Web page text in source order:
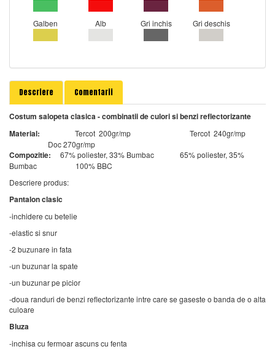
Galben Alb Gri inchis Gri deschis
Descriere Comentarii
Costum salopeta clasica - combinatii de culori si benzi reflectorizante
Material:
Tercot 200gr/mp Tercot 240gr/mp
Doc 270gr/mp
Compozitie:
67% poliester, 33% Bumbac 65% poliester, 35%
Bumbac 100% BBC
Descriere produs:
Pantalon clasic
-inchidere cu betelie
-elastic si snur
-2 buzunare in fata
-un buzunar la spate
-un buzunar pe picior
-doua randuri de benzi reflectorizante intre care se gaseste o banda de o alta
culoare
Bluza
-inchisa cu fermoar ascuns cu fenta